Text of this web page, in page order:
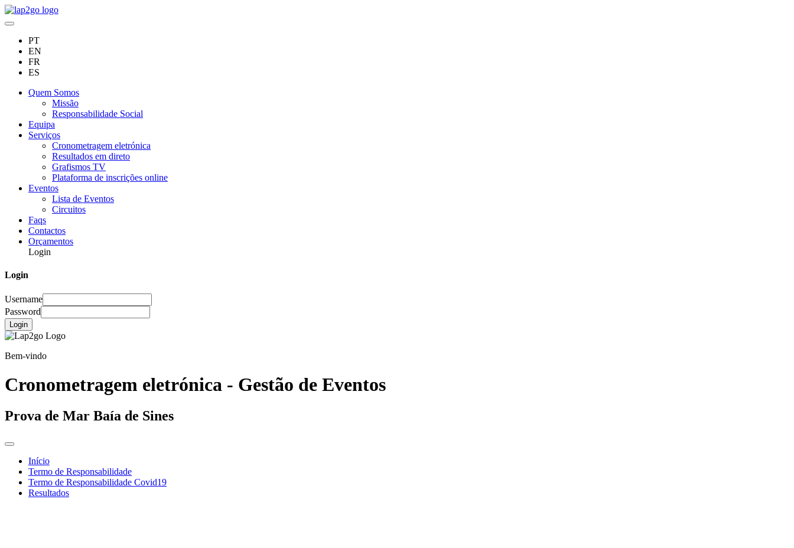
PT
EN
FR
ES
Quem Somos
Missão
Responsabilidade Social
Equipa
Serviços
Cronometragem eletrónica
Resultados em direto
Grafismos TV
Plataforma de inscrições online
Eventos
Lista de Eventos
Circuitos
Faqs
Contactos
Orçamentos
Login
Login
Username
Password
Login
Bem-vindo
Cronometragem eletrónica - Gestão de Eventos
Prova de Mar Baía de Sines
Início
Termo de Responsabilidade
Termo de Responsabilidade Covid19
Resultados